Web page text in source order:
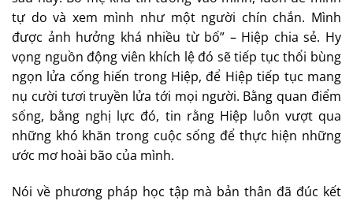
tự do và xem mình như một người chín chắn. Mình
được ảnh hưởng khá nhiều từ bố” – Hiệp chia sẻ. Hy
vọng nguồn động viên khích lệ đó sẽ tiếp tục thổi bùng
ngọn lửa cống hiến trong Hiệp, để Hiệp tiếp tục mang
nụ cười tươi truyền lửa tới mọi người. Bằng quan điểm
sống, bằng nghị lực đó, tin rằng Hiệp luôn vượt qua
những khó khăn trong cuộc sống để thực hiện những
ước mơ hoài bão của mình.
Nói về phương pháp học tập mà bản thân đã đúc kết